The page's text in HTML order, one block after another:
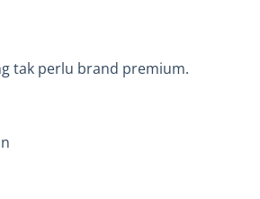
tak perlu brand premium.